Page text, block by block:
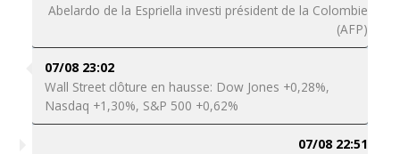
Abelardo de la Espriella investi président de la Colombie
(AFP)
07/08 23:02
Wall Street clôture en hausse: Dow Jones +0,28%,
Nasdaq +1,30%, S&P 500 +0,62%
07/08 22:51